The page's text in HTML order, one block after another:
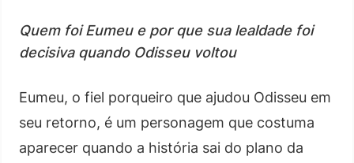
Quem foi Eumeu e por que sua lealdade foi
decisiva quando Odisseu voltou
Eumeu, o fiel porqueiro que ajudou Odisseu em
seu retorno, é um personagem que costuma
aparecer quando a história sai do plano da